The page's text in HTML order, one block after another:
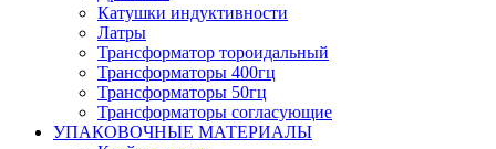
Катушки индуктивности
Латры
Трансформатор тороидальный
Трансформаторы 400гц
Трансформаторы 50гц
Трансформаторы согласующие
УПАКОВОЧНЫЕ МАТЕРИАЛЫ